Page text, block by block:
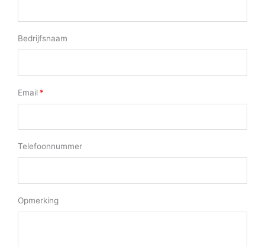
Bedrijfsnaam
Email
Telefoonnummer
Opmerking